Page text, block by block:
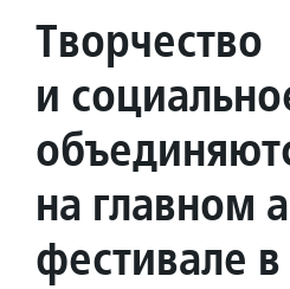
Творчество
и
на главном
фестивале